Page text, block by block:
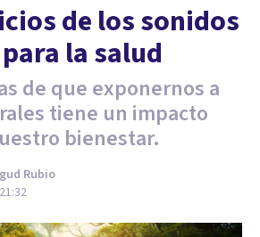
de los sonidos
la salud
de que exponernos a
tiene un impacto
bienestar.
Rubio